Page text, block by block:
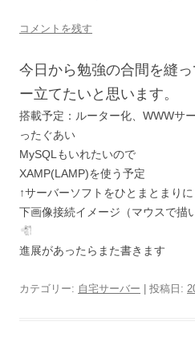
コメントを残す
今日から勉強の合間を縫
ー立てたいと思います。
搭載予定：ルーター化、WWWサ
ったぐあい
MySQLもいれたいので
XAMP(LAMP)を使う予定
↑サーバーソフトをひとまとまり
下画像接続イメージ（マウスで描
進展があったらまた書きます
カテゴリー: 自宅サーバー | 投稿日: